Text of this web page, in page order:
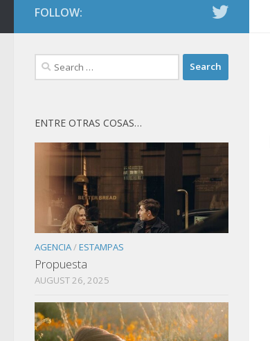
FOLLOW:
Search
for:
ENTRE OTRAS COSAS…
AGENCIA/ESTAMPAS
Propuesta
AUGUST 26, 2025